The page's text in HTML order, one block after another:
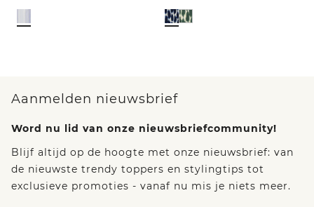
Aanmelden nieuwsbrief
Word nu lid van onze nieuwsbriefcommunity!
Blijf altijd op de hoogte met onze nieuwsbrief: van
de nieuwste trendy toppers en stylingtips tot
exclusieve promoties - vanaf nu mis je niets meer.